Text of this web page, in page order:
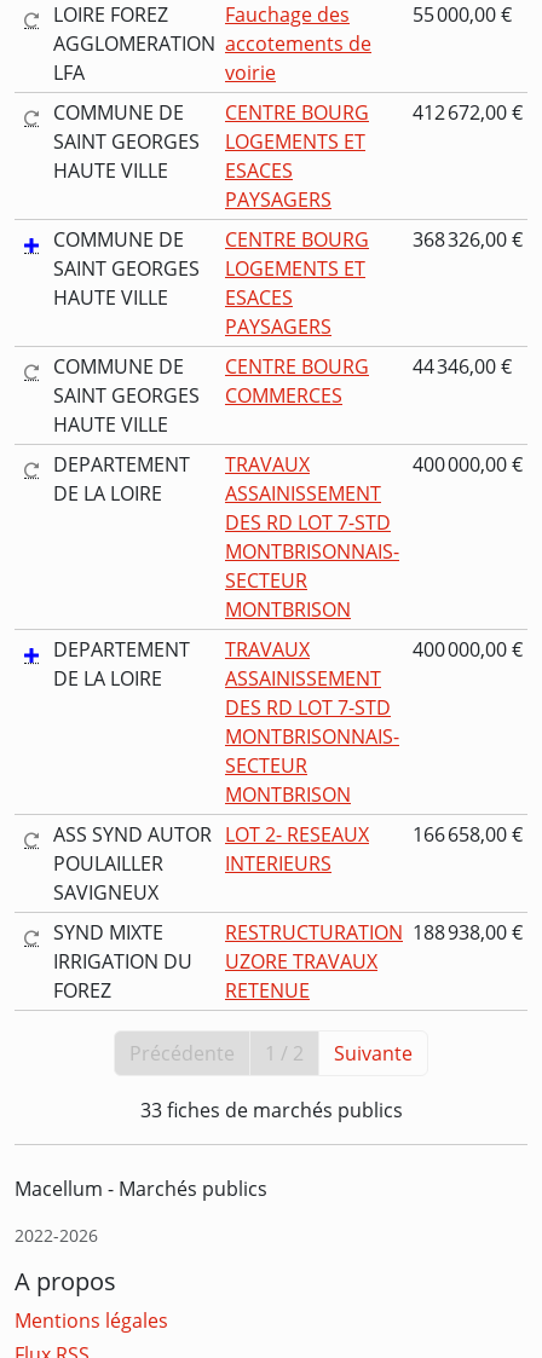
LOIRE FOREZ
AGGLOMERATION
LFA
Fauchage des
accotements de
voirie
55 000,00 €
COMMUNE DE
SAINT GEORGES
HAUTE VILLE
CENTRE BOURG
LOGEMENTS ET
ESACES
PAYSAGERS
412 672,00 €
COMMUNE DE
SAINT GEORGES
HAUTE VILLE
CENTRE BOURG
LOGEMENTS ET
ESACES
PAYSAGERS
368 326,00 €
COMMUNE DE
SAINT GEORGES
HAUTE VILLE
CENTRE BOURG
COMMERCES
44 346,00 €
DEPARTEMENT
DE LA LOIRE
TRAVAUX
ASSAINISSEMENT
DES RD LOT 7-STD
MONTBRISONNAIS-
SECTEUR
MONTBRISON
400 000,00 €
DEPARTEMENT
DE LA LOIRE
TRAVAUX
ASSAINISSEMENT
DES RD LOT 7-STD
MONTBRISONNAIS-
SECTEUR
MONTBRISON
400 000,00 €
ASS SYND AUTOR
POULAILLER
SAVIGNEUX
LOT 2- RESEAUX
INTERIEURS
166 658,00 €
SYND MIXTE
IRRIGATION DU
FOREZ
RESTRUCTURATION
UZORE TRAVAUX
RETENUE
188 938,00 €
Précédente 1 / 2 Suivante
33 fiches de marchés publics
Macellum - Marchés publics
2022-2026
A propos
Mentions légales